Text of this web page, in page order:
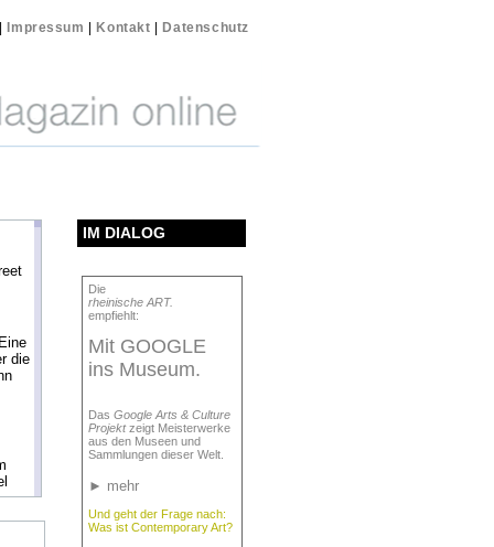
Impressum Kontakt Datenschutz
IM DIALOG
Die
rheinische ART.
empfiehlt:
Mit GOOGLE
ins Museum.
Das Google Arts & Culture
Projektzeigt Meisterwerke
aus den Museen und
Sammlungen dieser Welt.
► mehr
Und geht der Frage nach:
Was ist Contemporary Art?
Eine
die